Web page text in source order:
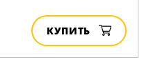
КУПИТЬ